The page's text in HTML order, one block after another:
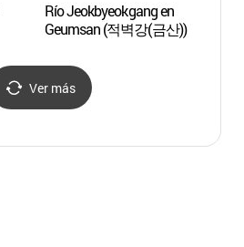
Río Jeokbyeokgang en
Geumsan (적벽강(금산))
Ver más